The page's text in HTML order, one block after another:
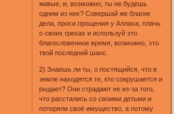
живые, и, возможно, ты не будешь
одним из них? Совершай же благие
дела, проси прощения у Аллаха, плачь
о своих грехах и используй это
благословенное время, возможно, это
твой последний шанс.
2) Знаешь ли ты, о постящийся, что в
земле находятся те, кто сокрушается и
рыдает? Они страдают не из-за того,
что расстались со своими детьми и
потеряли своё имущество, а потому